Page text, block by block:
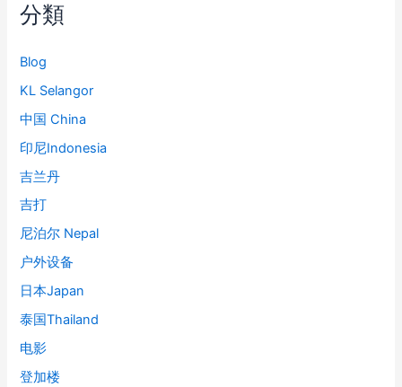
分類
Blog
KL Selangor
中国 China
印尼Indonesia
吉兰丹
吉打
尼泊尔 Nepal
户外设备
日本Japan
泰国Thailand
电影
登加楼